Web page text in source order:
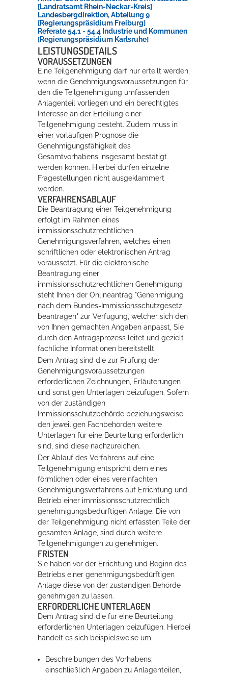
[Landratsamt Rhein-Neckar-Kreis]
Landesbergdirektion, Abteilung 9
[Regierungspräsidium Freiburg]
Referate 54.1 - 54.4 Industrie und Kommunen
[Regierungspräsidium Karlsruhe]
LEISTUNGSDETAILS
VORAUSSETZUNGEN
Eine Teilgenehmigung darf nur erteilt werden,
wenn die Genehmigungsvoraussetzungen für
den die Teilgenehmigung umfassenden
Anlagenteil vorliegen und ein berechtigtes
Interesse an der Erteilung einer
Teilgenehmigung besteht. Zudem muss in
einer vorläufigen Prognose die
Genehmigungsfähigkeit des
Gesamtvorhabens insgesamt bestätigt
werden können. Hierbei dürfen einzelne
Fragestellungen nicht ausgeklammert
werden.
VERFAHRENSABLAUF
Die Beantragung einer Teilgenehmigung
erfolgt im Rahmen eines
immissionsschutzrechtlichen
Genehmigungsverfahren, welches einen
schriftlichen oder elektronischen Antrag
voraussetzt. Für die elektronische
Beantragung einer
immissionsschutzrechtlichen Genehmigung
steht Ihnen der Onlineantrag "Genehmigung
nach dem Bundes-Immissionsschutzgesetz
beantragen" zur Verfügung, welcher sich den
von Ihnen gemachten Angaben anpasst, Sie
durch den Antragsprozess leitet und gezielt
fachliche Informationen bereitstellt.
Dem Antrag sind die zur Prüfung der
Genehmigungsvoraussetzungen
erforderlichen Zeichnungen, Erläuterungen
und sonstigen Unterlagen beizufügen. Sofern
von der zuständigen
Immissionsschutzbehörde beziehungsweise
den jeweiligen Fachbehörden weitere
Unterlagen für eine Beurteilung erforderlich
sind, sind diese nachzureichen.
Der Ablauf des Verfahrens auf eine
Teilgenehmigung entspricht dem eines
förmlichen oder eines vereinfachten
Genehmigungsverfahrens auf Errichtung und
Betrieb einer immissionsschutzrechtlich
genehmigungsbedürftigen Anlage. Die von
der Teilgenehmigung nicht erfassten Teile der
gesamten Anlage, sind durch weitere
Teilgenehmigungen zu genehmigen.
FRISTEN
Sie haben vor der Errichtung und Beginn des
Betriebs einer genehmigungsbedürftigen
Anlage diese von der zuständigen Behörde
genehmigen zu lassen.
ERFORDERLICHE UNTERLAGEN
Dem Antrag sind die für eine Beurteilung
erforderlichen Unterlagen beizufügen. Hierbei
handelt es sich beispielsweise um
Beschreibungen des Vorhabens,
einschließlich Angaben zu Anlagenteilen,